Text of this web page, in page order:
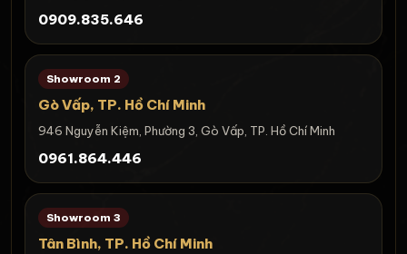
0909.835.646
Showroom 2
Gò Vấp, TP. Hồ Chí Minh
946 Nguyễn Kiệm, Phường 3, Gò Vấp, TP. Hồ Chí Minh
0961.864.446
Showroom 3
Tân Bình, TP. Hồ Chí Minh